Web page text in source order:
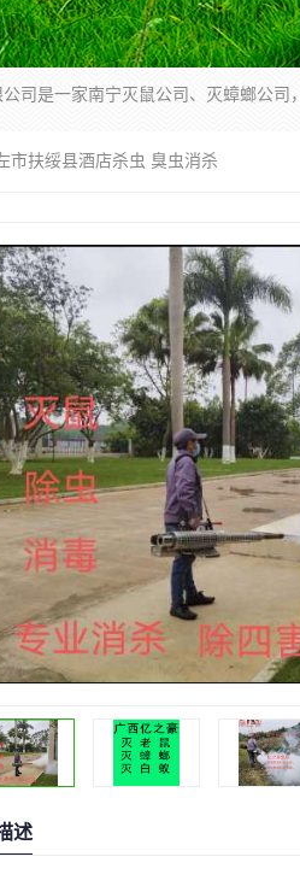
市扶绥县酒店杀虫 臭虫消杀
述